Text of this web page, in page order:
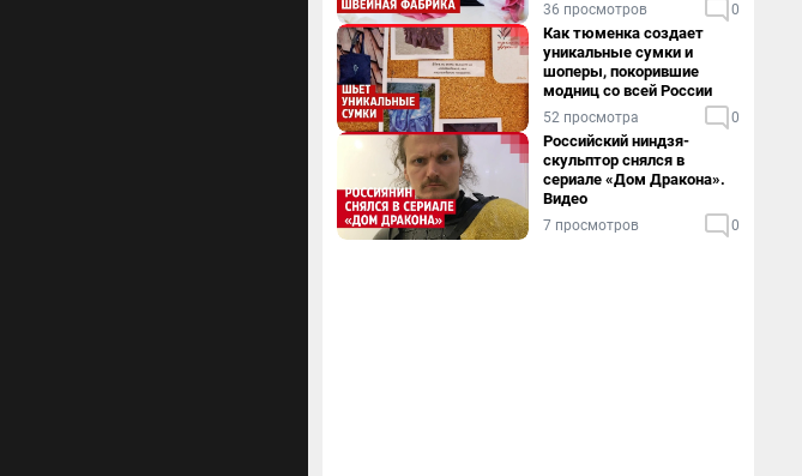
36 просмотров 0
Как тюменка создает
уникальные сумки и
шоперы, покорившие
модниц со всей России
52 просмотра 0
Российский ниндзя-
скульптор снялся в
сериале «Дом Дракона».
Видео
7 просмотров 0